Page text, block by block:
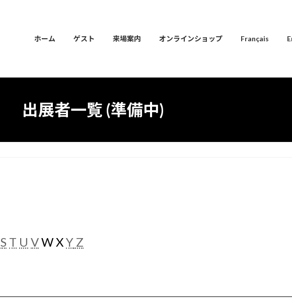
ホーム ゲスト 来場案内 オンラインショップ Français
出展者一覧 (準備中)
S T U VW XY Z